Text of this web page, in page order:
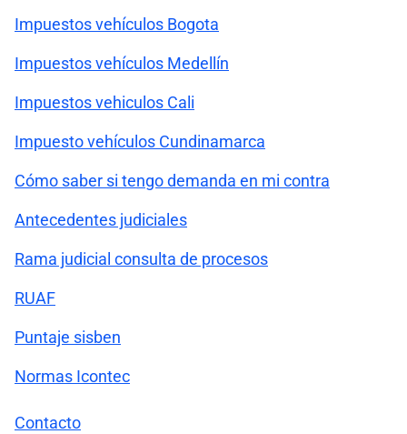
Impuestos vehículos Bogota
Impuestos vehículos Medellín
Impuestos vehiculos Cali
Impuesto vehículos Cundinamarca
Cómo saber si tengo demanda en mi contra
Antecedentes judiciales
Rama judicial consulta de procesos
RUAF
Puntaje sisben
Normas Icontec
Contacto